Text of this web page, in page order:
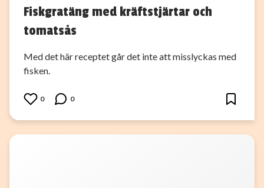
Fiskgratäng med kräftstjärtar och
tomatsås
Med det här receptet går det inte att misslyckas med
fisken.
0 0